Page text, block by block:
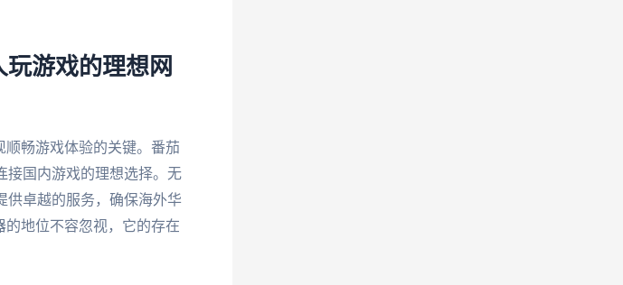
游戏的理想网
畅游戏体验的关键。番茄
接国内游戏的理想选择。无
供卓越的服务，确保海外华
地位不容忽视，它的存在